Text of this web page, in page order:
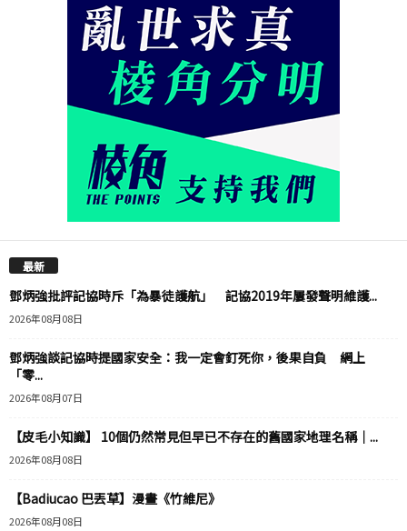
最新
鄧炳強批評記協時斥「為暴徒護航」 記協2019年屢發聲明維護...
2026年08月08日
鄧炳強談記協時提國家安全：我一定會釘死你，後果自負 網上
「零...
2026年08月07日
【皮毛小知識】 10個仍然常見但早已不存在的舊國家地理名稱｜...
2026年08月08日
【Badiucao 巴丟草】漫畫《竹維尼》
2026年08月08日